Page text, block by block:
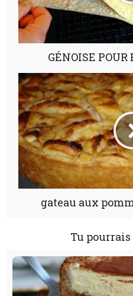
GÉNOISE POUR
gateau aux
Tu